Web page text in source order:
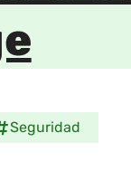
Seguridad